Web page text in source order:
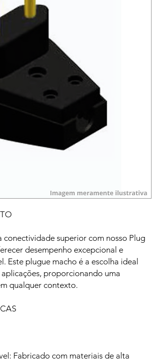
conectividade superior com nosso Plug
desempenho excepcional e
Este plugue macho é a escolha ideal
proporcionando uma
qualquer contexto.
Fabricado com materiais de alta